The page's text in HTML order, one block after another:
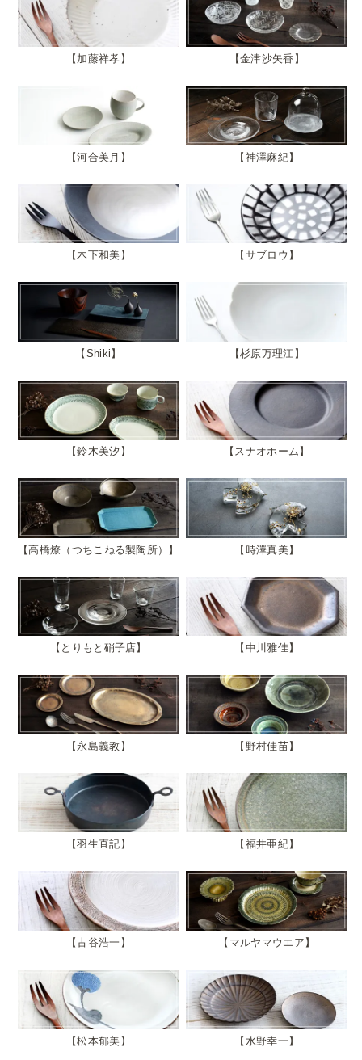
加藤祥孝 金津沙矢香
河合美月 神澤麻紀
木下和美 サブロウ
Shiki 杉原万理江
鈴木美汐 スナオホーム
高橋燎（つちこねる製陶所） 時澤真美
とりもと硝子店 中川雅佳
永島義教 野村佳苗
羽生直記 福井亜紀
古谷浩一 マルヤマウエア
松本郁美 水野幸一